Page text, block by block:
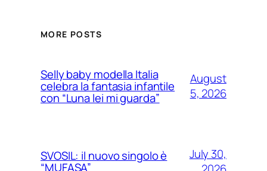
MORE POSTS
Selly baby modella Italia
celebra la fantasia infantile
con “Luna lei mi guarda”
August
5, 2026
SVOSIL: il nuovo singolo è
“MUFASA”
July 30,